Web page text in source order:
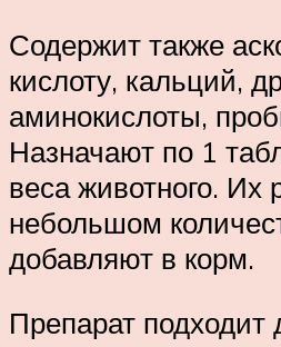
Содержит также
кислоту, кальций,
аминокислоты,
Назначают по 1
веса животного. Их
небольшом
добавляют в корм.
Препарат подходит